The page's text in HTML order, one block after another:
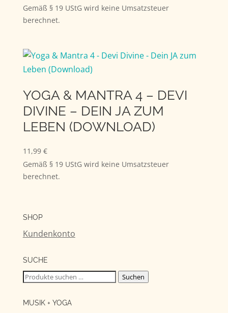
Gemäß § 19 UStG wird keine Umsatzsteuer
berechnet.
YOGA & MANTRA 4 – DEVI
DIVINE – DEIN JA ZUM
LEBEN (DOWNLOAD)
11,99 €
Gemäß § 19 UStG wird keine Umsatzsteuer
berechnet.
SHOP
Kundenkonto
SUCHE
Suchen
Suchen
MUSIK + YOGA